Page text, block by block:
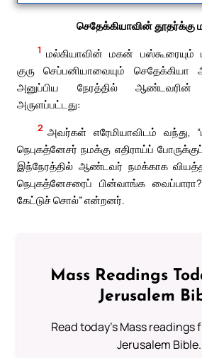
செதேக்கியாவின் தூதர்க்கு
1 மல்கியாவின் மகன்
குரு செப்பனியாவையும் செதேக்கியா
அனுப்பிய நேரத்தில் ஆண்டவரின்
அருளப்பட்டது:
2 அவர்கள் எரேமியாவிடம் வந்து,
நெபுகத்னேசர் நமக்கு எதிராய்ப்
இந்நேரத்தில் ஆண்டவர் நமக்காக
நெபுகத்னேசரைப் பின்வாங்க
கேட்டுச் சொல்” என்றனர்.
Mass Readings
Jerusalem
Read today's Mass readings
Jerusalem Bible.